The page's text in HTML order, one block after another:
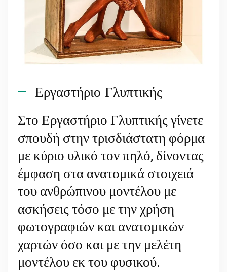
Εργαστήριο Γλυπτικής
Στο Εργαστήριο Γλυπτικής γίνετε
σπουδή στην τρισδιάστατη φόρμα
με κύριο υλικό τον πηλό, δίνοντας
έμφαση στα ανατομικά στοιχειά
του ανθρώπινου μοντέλου με
ασκήσεις τόσο με την χρήση
φωτογραφιών και ανατομικών
χαρτών όσο και με την μελέτη
μοντέλου εκ του φυσικού.